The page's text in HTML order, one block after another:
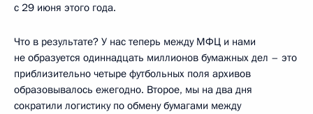
с 29 июня этого года.
Что в результате? У нас теперь между МФЦ и нами
не образуется одиннадцать миллионов бумажных дел – это
приблизительно четыре футбольных поля архивов
образовывалось ежегодно. Второе, мы на два дня
сократили логистику по обмену бумагами между